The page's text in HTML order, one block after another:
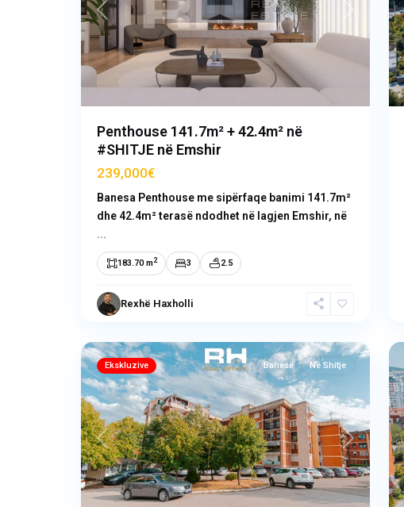
Previous
Penthouse 141.7m² + 42.4m² në
#SHITJE në Emshir
239,000€
Banesa Penthouse me sipërfaqe banimi 141.7m²
dhe 42.4m² terasë ndodhet në lagjen Emshir, në
...
183.70 m2 3 2.5
Rexhë Haxholli
Bregu
Diellit,
Previous Next
Ekskluzive Banesë Në Shitje